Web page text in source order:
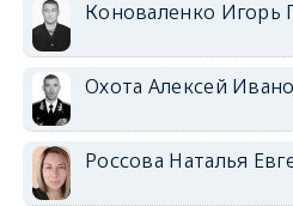
Коноваленко Игорь
Охота Алексей
Россова Наталья